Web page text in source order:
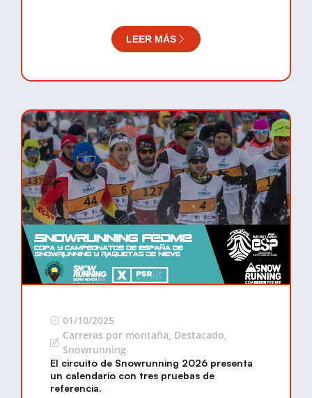
LEER MÁS
01/10/2025
Carreras por montaña, Destacado,
Snowrunning
El circuito de Snowrunning 2026 presenta
un calendario con tres pruebas de
referencia.